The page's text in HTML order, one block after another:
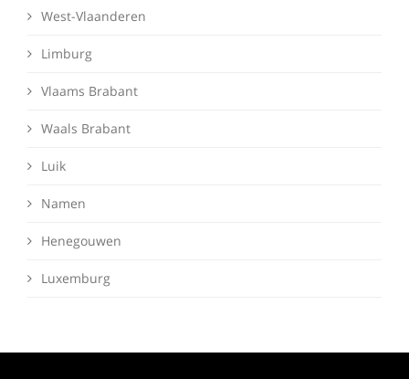
West-Vlaanderen
Limburg
Vlaams Brabant
Waals Brabant
Luik
Namen
Henegouwen
Luxemburg